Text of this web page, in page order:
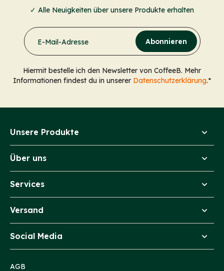
✓ Alle Neuigkeiten über unsere Produkte erhalten
E-Mail-Adresse Abonnieren
Hiermit bestelle ich den Newsletter von CoffeeB. Mehr
Informationen findest du in unserer Datenschutzerklärung.*
Unsere Produkte
Über uns
Services
Versand
Social Media
AGB